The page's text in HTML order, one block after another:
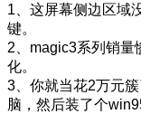
1、这屏幕侧边区域
键。
2、magic3系列销量
化。
3、你就当花2万元
脑，然后装了个